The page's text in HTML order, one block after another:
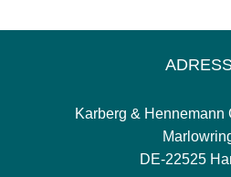
Karberg & Hennemann
DE-22525